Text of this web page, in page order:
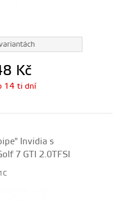
Kč
14 ti dní
Invidia s
7 GTI 2.0TFSI